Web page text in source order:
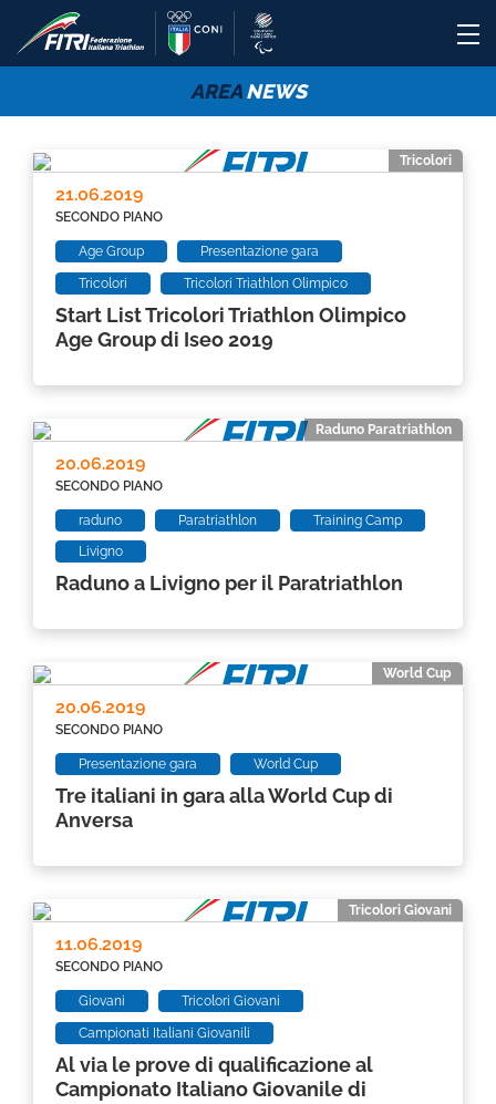
AREANEWS
Start List Tricolori Triathlon Olimpico
Age Group di Iseo 2019
SECONDO PIANO
21.06.2019
Age Group Presentazione gara
Tricolori Tricolori Triathlon Olimpico
Tricolori
Raduno a Livigno per il Paratriathlon
SECONDO PIANO
20.06.2019
raduno Paratriathlon Training Camp
Livigno
Raduno Paratriathlon
Tre italiani in gara alla World Cup di
Anversa
SECONDO PIANO
20.06.2019
Presentazione gara World Cup
World Cup
Al via le prove di qualificazione al
Campionato Italiano Giovanile di
SECONDO PIANO
11.06.2019
Giovani Tricolori Giovani
Campionati Italiani Giovanili
Tricolori Giovani